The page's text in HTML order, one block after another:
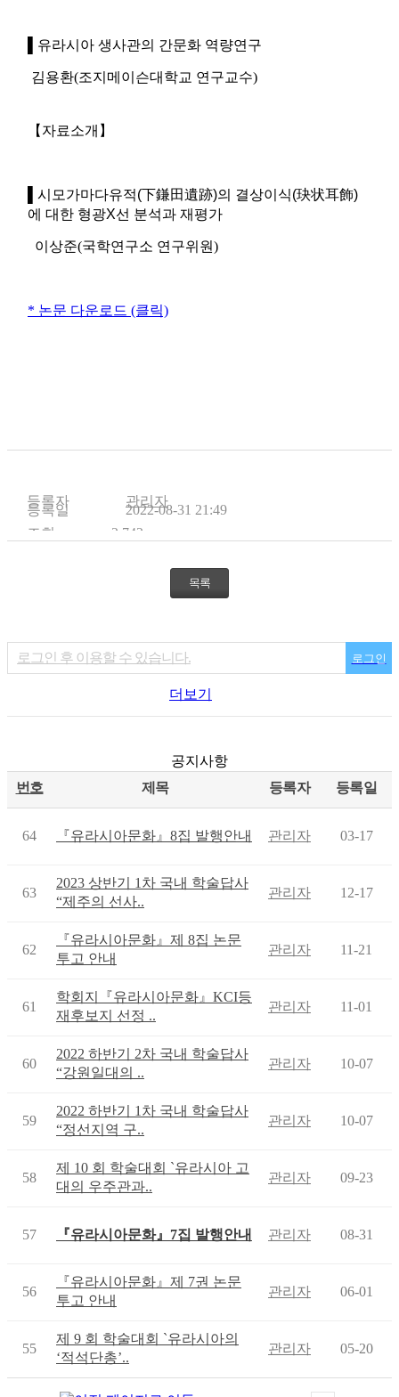
▌유라시아 생사관의 간문화 역량연구
김용환(조지메이슨대학교 연구교수)
【자료소개】
시모가마다유적(下鎌田遺跡)의 결상이식(玦状耳飾)
에 대한 형광X선 분석과 재평가
이상준(국학연구소 연구위원)
* 논문 다운로드 (클릭)
등록자 관리자
등록일
2022-08-31 21:49
조회
2,742
목록
로그인 후 이용할 수 있습니다. 로그인
더보기
공지사항
번호
제목 등록자 등록일
64 『유라시아문화』8집 발행안내 관리자 03-17
63
2023 상반기 1차 국내 학술답사
“제주의 선사..
관리자 12-17
62
『유라시아문화』제 8집 논문
투고 안내
관리자 11-21
61
학회지『유라시아문화』KCI등
재후보지 선정 ..
관리자 11-01
60
2022 하반기 2차 국내 학술답사
“강원일대의 ..
관리자 10-07
59
2022 하반기 1차 국내 학술답사
“정선지역 구..
관리자 10-07
58
제 10 회 학술대회 `유라시아 고
대의 우주관과..
관리자 09-23
57 『유라시아문화』7집 발행안내 관리자 08-31
56
『유라시아문화』제 7권 논문
투고 안내
관리자 06-01
55
제 9 회 학술대회 `유라시아의
‘적석단총’..
관리자 05-20